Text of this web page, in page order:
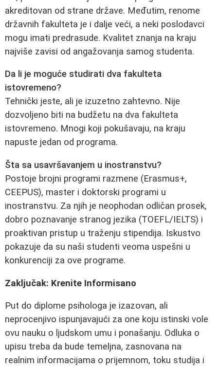
akreditovan od strane države. Međutim, renome
državnih fakulteta je i dalje veći, a neki poslodavci
mogu imati predrasude. Kvalitet znanja na kraju
najviše zavisi od angažovanja samog studenta.
Da li je moguće studirati dva fakulteta
istovremeno?
Tehnički jeste, ali je izuzetno zahtevno. Nije
dozvoljeno biti na budžetu na dva fakulteta
istovremeno. Mnogi koji pokušavaju, na kraju
napuste jedan od programa.
Šta sa usavršavanjem u inostranstvu?
Postoje brojni programi razmene (Erasmus+,
CEEPUS), master i doktorski programi u
inostranstvu. Za njih je neophodan odličan prosek,
dobro poznavanje stranog jezika (TOEFL/IELTS) i
proaktivan pristup u traženju stipendija. Iskustvo
pokazuje da su naši studenti veoma uspešni u
konkurenciji za ove programe.
Zaključak: Krenite Informisano
Put do diplome psihologa je izazovan, ali
neprocenjivo ispunjavajući za one koju istinski vole
ovu nauku o ljudskom umu i ponašanju. Odluka o
upisu treba da bude temeljna, zasnovana na
realnim informacijama o prijemnom, toku studija i